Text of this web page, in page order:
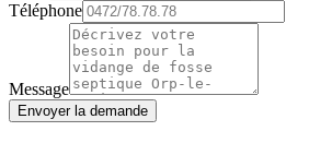
Téléphone
Message
Envoyer la demande